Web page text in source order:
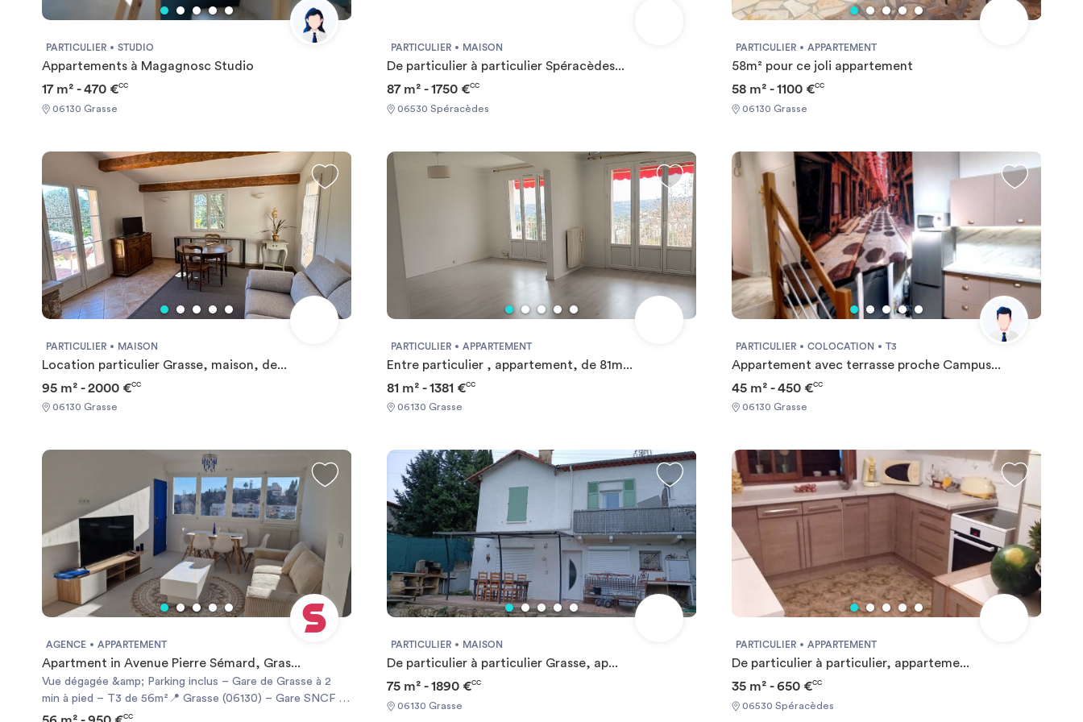
PARTICULIER STUDIO
Appartements à Magagnosc Studio
17 m² - 470 €CC
06130 Grasse
PARTICULIER MAISON
De particulier à particulier Spéracèdes...
87 m² - 1750 €CC
06530 Spéracèdes
PARTICULIER APPARTEMENT
58m² pour ce joli appartement
58 m² - 1100 €CC
06130 Grasse
PARTICULIER MAISON
Location particulier Grasse, maison, de...
95 m² - 2000 €CC
06130 Grasse
PARTICULIER APPARTEMENT
Entre particulier , appartement, de 81m...
81 m² - 1381 €CC
06130 Grasse
PARTICULIER COLOCATION T3
Appartement avec terrasse proche Campus...
45 m² - 450 €CC
06130 Grasse
AGENCE APPARTEMENT
Apartment in Avenue Pierre Sémard, Gras...
Vue dégagée &amp; Parking inclus – Gare de Grasse à 2
min à pied – T3 de 56m²📍 Grasse (06130) – Gare SNCF à
2 min à pied 🚉 T3 meublé avec balcon, vue dégagée, cave
CC
PARTICULIER MAISON
De particulier à particulier Grasse, ap...
75 m² - 1890 €CC
06130 Grasse
PARTICULIER APPARTEMENT
De particulier à particulier, apparteme...
35 m² - 650 €CC
06530 Spéracèdes